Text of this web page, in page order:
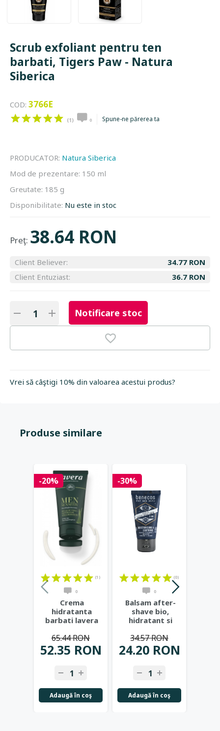
Scrub exfoliant pentru ten
barbati, Tigers Paw - Natura
Siberica
COD: 3766E
(1) 0 Spune-ne părerea ta
PRODUCATOR: Natura Siberica
Mod de prezentare: 150 ml
Greutate: 185 g
Disponibilitate: Nu este in stoc
Preţ: 38.64 RON
Client Believer:
34.77 RON
Client Entuziast:
36.7 RON
Notificare stoc
Vrei să câştigi 10% din valoarea acestui produs?
Produse similare
-20%
(1)
0
Crema
hidratanta
barbati lavera
cu aloe vera
52.35 RON
65.44 RON
Adaugă în coş
-30%
(0)
0
Balsam after-
shave bio,
hidratant si
Benecos
24.20 RON
34.57 RON
Adaugă în coş